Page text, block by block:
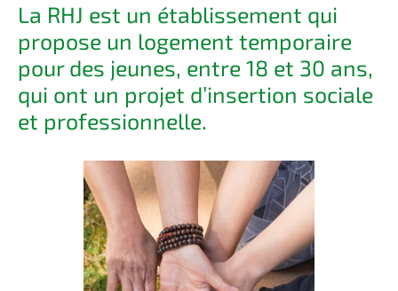
La RHJ est un établissement qui
propose un logement temporaire
pour des jeunes, entre 18 et 30 ans,
qui ont un projet d’insertion sociale
et professionnelle.